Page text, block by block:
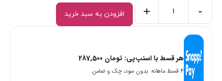
فعلی:
تومان 1,150,000.
مدل
-
+ افزودن به سبد خرید
هر قسط با اسنپ‌پی: تومان
۴ قسط ماهانه. بدون سود، چک و ضامن.